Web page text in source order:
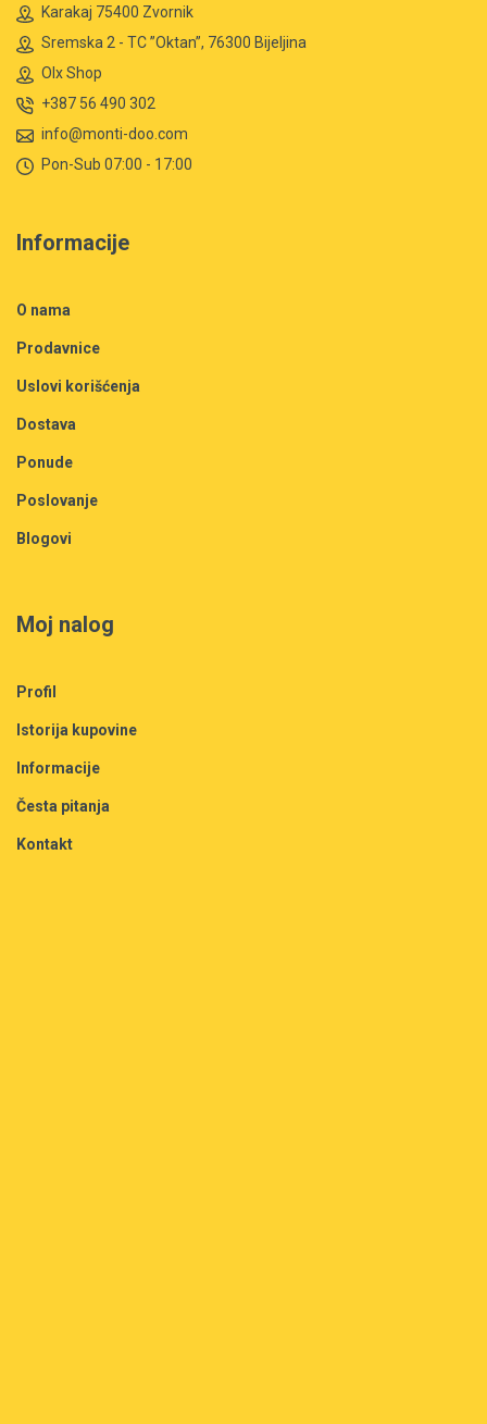
Karakaj 75400 Zvornik
Sremska 2 - TC ”Oktan”, 76300 Bijeljina
Olx Shop
+387 56 490 302
info@monti-doo.com
Pon-Sub 07:00 - 17:00
Informacije
O nama
Prodavnice
Uslovi korišćenja
Dostava
Ponude
Poslovanje
Blogovi
Moj nalog
Profil
Istorija kupovine
Informacije
Česta pitanja
Kontakt